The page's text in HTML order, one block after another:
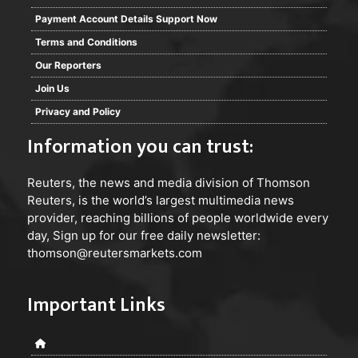
Payment Account Details Support Now
Terms and Conditions
Our Reporters
Join Us
Privacy and Policy
Information you can trust:
Reuters, the news and media division of Thomson
Reuters, is the world’s largest multimedia news
provider, reaching billions of people worldwide every
day, Sign up for our free daily newsletter:
thomson@reutersmarkets.com
Important Links